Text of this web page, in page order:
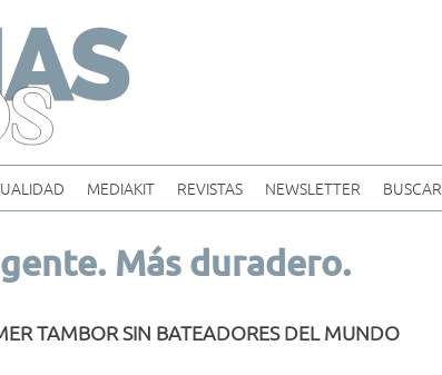
MEDIAKIT REVISTAS NEWSLETTER BUSCAR
Más duradero.
TAMBOR SIN BATEADORES DEL MUNDO